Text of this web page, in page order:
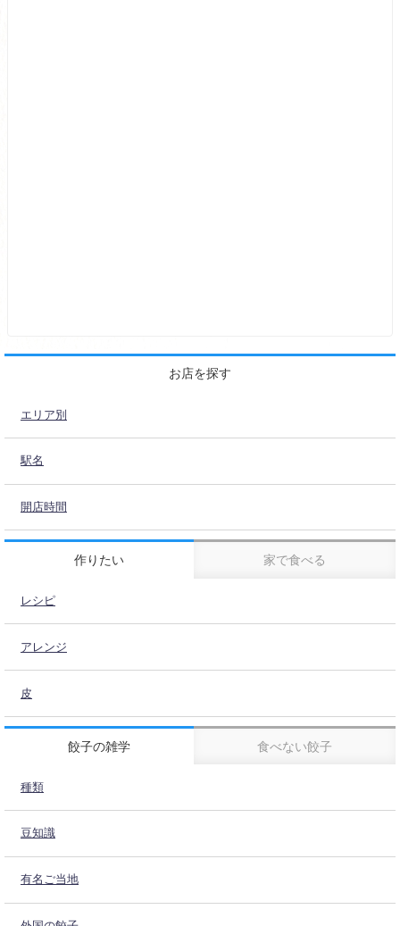
お店を探す
エリア別
駅名
開店時間
作りたい 家で食べる
レシピ
アレンジ
皮
餃子の雑学 食べない餃子
種類
豆知識
有名ご当地